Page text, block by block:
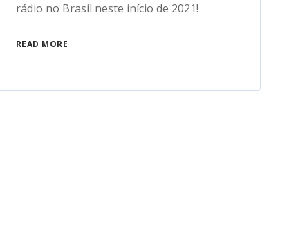
rádio no Brasil neste início de 2021!
READ MORE